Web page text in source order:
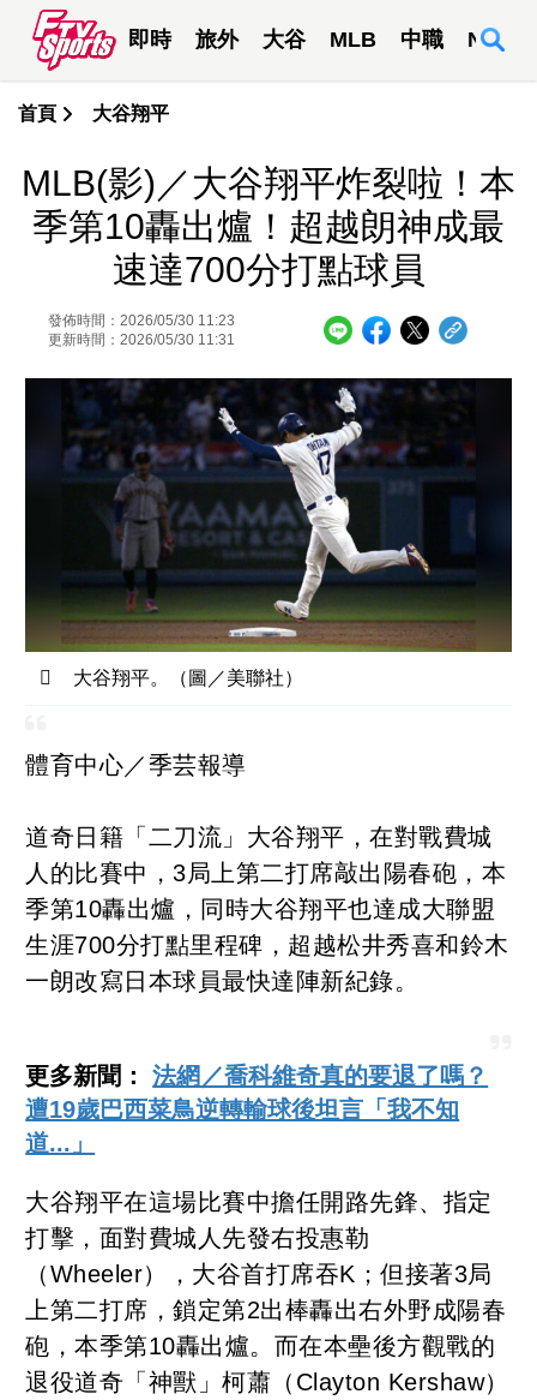
即時 旅外 大谷 MLB 中職 NBA
首頁 大谷翔平
MLB(影)／大谷翔平炸裂啦！本
季第10轟出爐！超越朗神成最
速達700分打點球員
發佈時間：2026/05/30 11:23
更新時間：2026/05/30 11:31
大谷翔平。（圖／美聯社）
體育中心／季芸報導
道奇日籍「二刀流」大谷翔平，在對戰費城
人的比賽中，3局上第二打席敲出陽春砲，本
季第10轟出爐，同時大谷翔平也達成大聯盟
生涯700分打點里程碑，超越松井秀喜和鈴木
一朗改寫日本球員最快達陣新紀錄。
更多新聞：法網／喬科維奇真的要退了嗎？
遭19歲巴西菜鳥逆轉輸球後坦言「我不知
道...」
大谷翔平在這場比賽中擔任開路先鋒、指定
打擊，面對費城人先發右投惠勒
（Wheeler），大谷首打席吞K；但接著3局
上第二打席，鎖定第2出棒轟出右外野成陽春
砲，本季第10轟出爐。而在本壘後方觀戰的
退役道奇「神獸」柯蕭（Clayton Kershaw）